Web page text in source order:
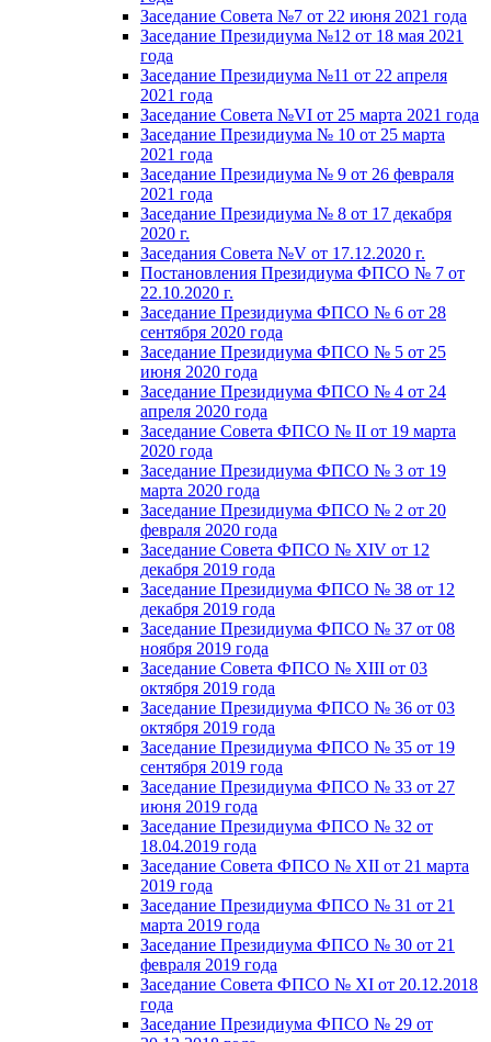
Заседание Совета №7 от 22 июня 2021 года
Заседание Президиума №12 от 18 мая 2021
года
Заседание Президиума №11 от 22 апреля
2021 года
Заседание Совета №VI от 25 марта 2021 года
Заседание Президиума № 10 от 25 марта
2021 года
Заседание Президиума № 9 от 26 февраля
2021 года
Заседание Президиума № 8 от 17 декабря
2020 г.
Заседания Совета №V от 17.12.2020 г.
Постановления Президиума ФПСО № 7 от
22.10.2020 г.
Заседание Президиума ФПСО № 6 от 28
сентября 2020 года
Заседание Президиума ФПСО № 5 от 25
июня 2020 года
Заседание Президиума ФПСО № 4 от 24
апреля 2020 года
Заседание Совета ФПСО № II от 19 марта
2020 года
Заседание Президиума ФПСО № 3 от 19
марта 2020 года
Заседание Президиума ФПСО № 2 от 20
февраля 2020 года
Заседание Совета ФПСО № XIV от 12
декабря 2019 года
Заседание Президиума ФПСО № 38 от 12
декабря 2019 года
Заседание Президиума ФПСО № 37 от 08
ноября 2019 года
Заседание Совета ФПСО № XIII от 03
октября 2019 года
Заседание Президиума ФПСО № 36 от 03
октября 2019 года
Заседание Президиума ФПСО № 35 от 19
сентября 2019 года
Заседание Президиума ФПСО № 33 от 27
июня 2019 года
Заседание Президиума ФПСО № 32 от
18.04.2019 года
Заседание Совета ФПСО № XII от 21 марта
2019 года
Заседание Президиума ФПСО № 31 от 21
марта 2019 года
Заседание Президиума ФПСО № 30 от 21
февраля 2019 года
Заседание Совета ФПСО № XI от 20.12.2018
года
Заседание Президиума ФПСО № 29 от